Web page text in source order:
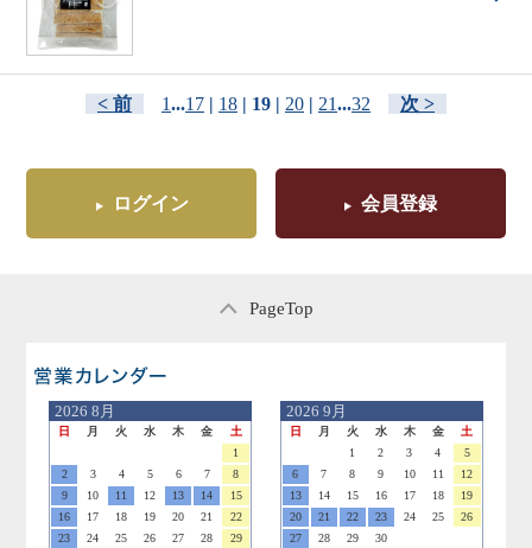
< 前 1...17 18 | 19 | 20 21...32 次 >
ログイン 会員登録
PageTop
営業日のご案内
2026 8月
日 月 火 水 木 金
土
1
2
3 4 5 6 7
8
9
10 11 12 13 14
15
16
17 18 19 20 21
22
23
24 25 26 27 28
29
2026 9月
日 月 火 水 木 金
土
1
2 3 4
5
6
7 8 9 10 11
12
13
14 15 16 17 18
19
20
21 22 23 24 25
26
27
28 29 30